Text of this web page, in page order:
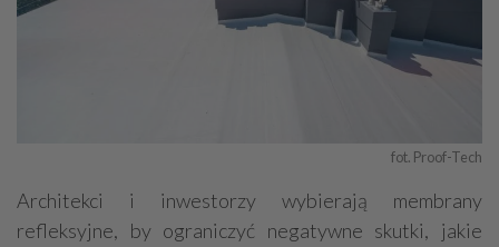
fot. Proof-Tech
Architekci i inwestorzy wybierają membrany
refleksyjne, by ograniczyć negatywne skutki, jakie